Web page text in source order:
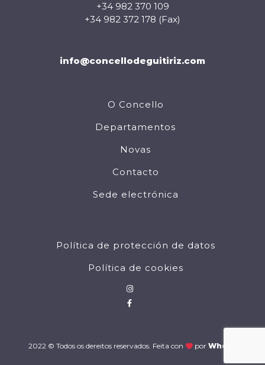
+34 982 370 109
+34 982 372 178 (Fax)
info@concellodeguitiriz.com
O Concello
Departamentos
Novas
Contacto
Sede electrónica
Política de protección de datos
Política de cookies
2022 © Todos os dereitos reservados. Feita con porWholia